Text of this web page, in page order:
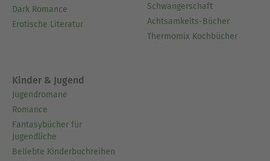
Dark Romance
Erotische Literatur
Schwangerschaft
Achtsamkeits-Bücher
Thermomix Kochbücher
Kinder & Jugend
Jugendromane
Romance
Fantasybücher für
Jugendliche
Beliebte Kinderbuchreihen